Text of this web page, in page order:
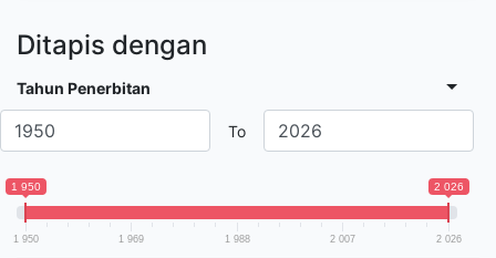
Ditapis dengan
Tahun Penerbitan
To
1 950 2 026
1 950 1 969 1 988 2 007 2 026